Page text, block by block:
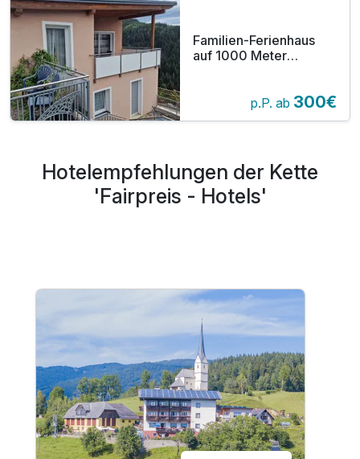
Familien-Ferienhaus
auf 1000 Meter
p.P. ab 300€
Hotelempfehlungen der Kette
'Fairpreis - Hotels'